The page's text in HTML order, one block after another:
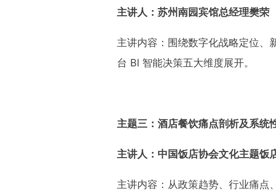
主讲人：苏州南园宾馆总经理樊荣
主讲内容：围绕数字化战略定位、
台 BI 智能决策五大维度展开。
主题三：酒店餐饮痛点剖析及系统
主讲人：中国饭店协会文化主题饭
主讲内容：从政策趋势、行业痛点